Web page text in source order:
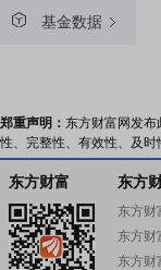
基金数据
郑重声明： 东方财富网发
性、完整性、有效性、及
东方财富 东方
东方财
东方财
东方财